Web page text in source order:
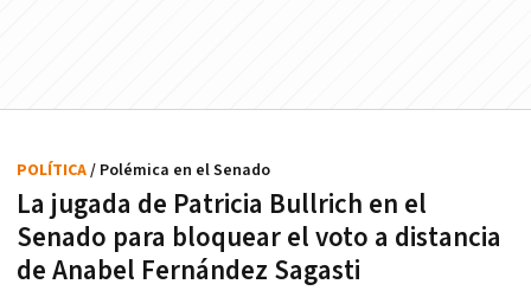
La jugada de Patricia Bullrich en el
Senado para bloquear el voto a distancia
de Anabel Fernández Sagasti
POLÍTICA/ Polémica en el Senado